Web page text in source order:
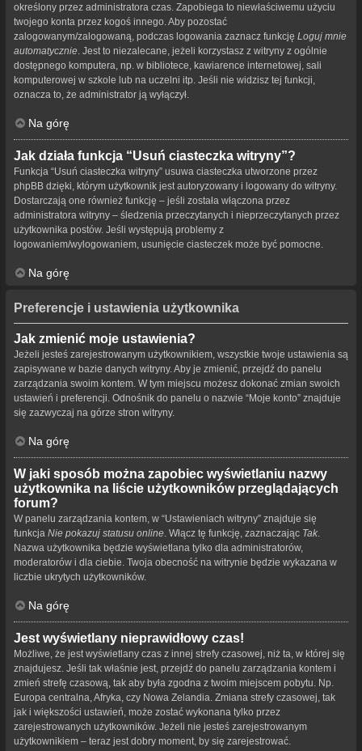
określony przez administratora czas. Zapobiega to niewłaściwemu użyciu
twojego konta przez kogoś innego. Aby pozostać
zalogowanym/zalogowaną, podczas logowania zaznacz funkcję Loguj mnie
automatycznie . Jest to niezalecane, jeżeli korzystasz z witryny z ogólnie
dostępnego komputera, np. w bibliotece, kawiarence internetowej, sali
komputerowej w szkole lub na uczelni itp. Jeśli nie widzisz tej funkcji,
oznacza to, że administrator ją wyłączył.
Na górę
Jak działa funkcja “Usuń ciasteczka witryny”?
Funkcja “Usuń ciasteczka witryny” usuwa ciasteczka utworzone przez
phpBB dzięki, którym użytkownik jest autoryzowany i logowany do witryny.
Dostarczają one również funkcję – jeśli została włączona przez
administratora witryny – śledzenia przeczytanych i nieprzeczytanych przez
użytkownika postów. Jeśli występują problemy z
logowaniem/wylogowaniem, usunięcie ciasteczek może być pomocne.
Na górę
Preferencje i ustawienia użytkownika
Jak zmienić moje ustawienia?
Jeżeli jesteś zarejestrowanym użytkownikiem, wszystkie twoje ustawienia są
zapisywane w bazie danych witryny. Aby je zmienić, przejdź do panelu
zarządzania swoim kontem. W tym miejscu możesz dokonać zmian swoich
ustawień i preferencji. Odnośnik do panelu o nazwie “Moje konto” znajduje
się zazwyczaj na górze stron witryny.
Na górę
W jaki sposób można zapobiec wyświetlaniu nazwy
użytkownika na liście użytkowników przeglądających
forum?
W panelu zarządzania kontem, w “Ustawieniach witryny” znajduje się
funkcja Nie pokazuj statusu online . Włącz tę funkcję, zaznaczając Tak
Nazwa użytkownika będzie wyświetlana tylko dla administratorów,
moderatorów i dla ciebie. Twoja obecność na witrynie będzie wykazana w
liczbie ukrytych użytkowników.
Na górę
Jest wyświetlany nieprawidłowy czas!
Możliwe, że jest wyświetlany czas z innej strefy czasowej, niż ta, w której się
znajdujesz. Jeśli tak właśnie jest, przejdź do panelu zarządzania kontem i
zmień strefę czasową, tak aby była zgodna z twoim miejscem pobytu. Np.
Europa centralna, Afryka, czy Nowa Zelandia. Zmiana strefy czasowej, tak
jak i większości ustawień, może zostać wykonana tylko przez
zarejestrowanych użytkowników. Jeżeli nie jesteś zarejestrowanym
użytkownikiem – teraz jest dobry moment, by się zarejestrować.